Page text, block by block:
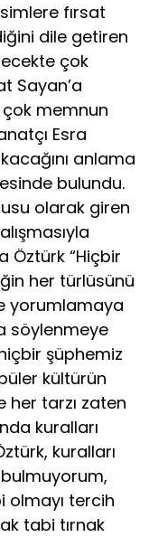
fırsat
dile getiren
çok
Sayan’a
memnun
Esra
anlama
bulundu.
olarak giren
Öztürk “Hiçbir
her türlüsünü
yorumlamaya
söylenmeye
şüphemiz
kültürün
her tarzı zaten
kuralları
kuralları
olmayı tercih
tabi tırnak